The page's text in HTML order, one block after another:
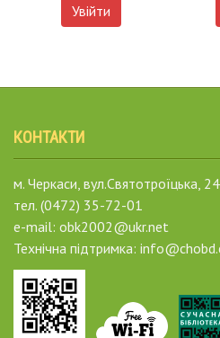
Увійти
КОНТАКТИ
м. Черкаси, вул.Святотроїцька, 24
тел. (0472) 35-72-01
e-mail: obk2002@ukr.net
Технічна підтримка: